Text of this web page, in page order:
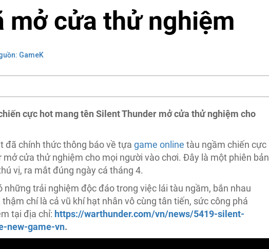
mở cửa thử nghiệm
GameK
cực hot mang tên Silent Thunder mở cửa thử nghiệm cho
đã chính thức thông báo về tựagame online tàu ngầm chiến cực
mở cửa thử nghiệm cho mọi người vào chơi. Đây là một phiên bản
vị, ra mắt đúng ngày cá tháng 4.
những trải nghiệm độc đáo trong việc lái tàu ngầm, bắn nhau
chí là cả vũ khí hạt nhân vô cùng tân tiến, sức công phá
tại địa chỉ: https://warthunder.com/vn/news/5419-silent-
new-game-vn.